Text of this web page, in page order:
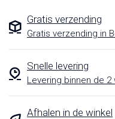
Gratis verzending
Gratis verzending in
Snelle levering
Levering binnen de 2
Afhalen in de winkel